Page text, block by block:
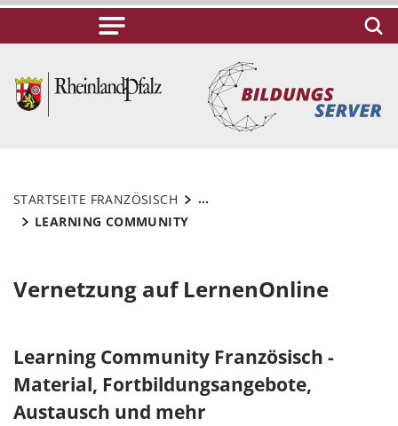
STARTSEITE FRANZÖSISCH
...
LEARNING COMMUNITY
Vernetzung auf LernenOnline
Learning Community Französisch -
Material, Fortbildungsangebote,
Austausch und mehr